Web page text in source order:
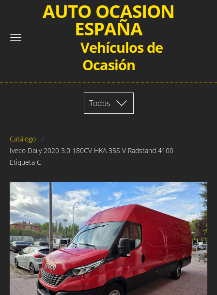
AUTO OCASION
ESPAÑA
Vehículos de
Ocasión
Todos
Catálogo
Iveco Daily 2020 3.0 180CV HKA 35S V Radstand 4100
Etiqueta C